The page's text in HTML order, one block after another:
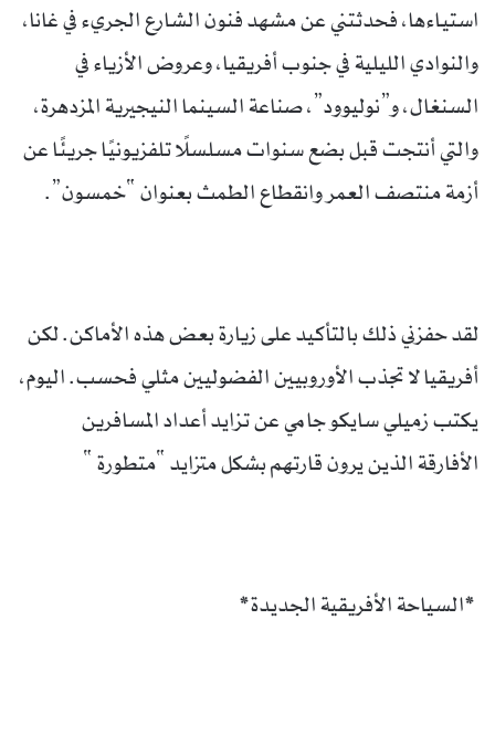
استياءها، فحدثتني عن مشهد فنون الشارع الجريء في غانا،
والنوادي الليلية في جنوب أفريقيا، وعروض الأزياء في
السنغال، و”نوليوود”، صناعة السينما النيجيرية المزدهرة،
والتي أنتجت قبل بضع سنوات مسلسلًا تلفزيونيًا جريئًا عن
أزمة منتصف العمر وانقطاع الطمث بعنوان “خمسون”.
لقد حفزني ذلك بالتأكيد على زيارة بعض هذه الأماكن. لكن
أفريقيا لا تجذب الأوروبيين الفضوليين مثلي فحسب. اليوم،
يكتب زميلي سايكو جامي عن تزايد أعداد المسافرين
الأفارقة الذين يرون قارتهم بشكل متزايد “متطورة “
*السياحة الأفريقية الجديدة*